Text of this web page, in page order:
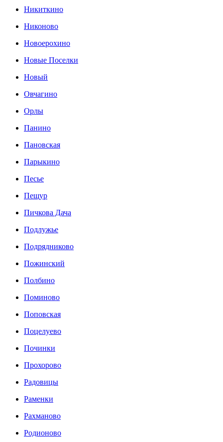
Никиткино
Никоново
Новоерохино
Новые Поселки
Новый
Овчагино
Орлы
Панино
Пановская
Парыкино
Песье
Пещур
Пичкова Дача
Подлужье
Подрядниково
Пожинский
Полбино
Поминово
Поповская
Поцелуево
Починки
Прохорово
Радовицы
Раменки
Рахманово
Родионово